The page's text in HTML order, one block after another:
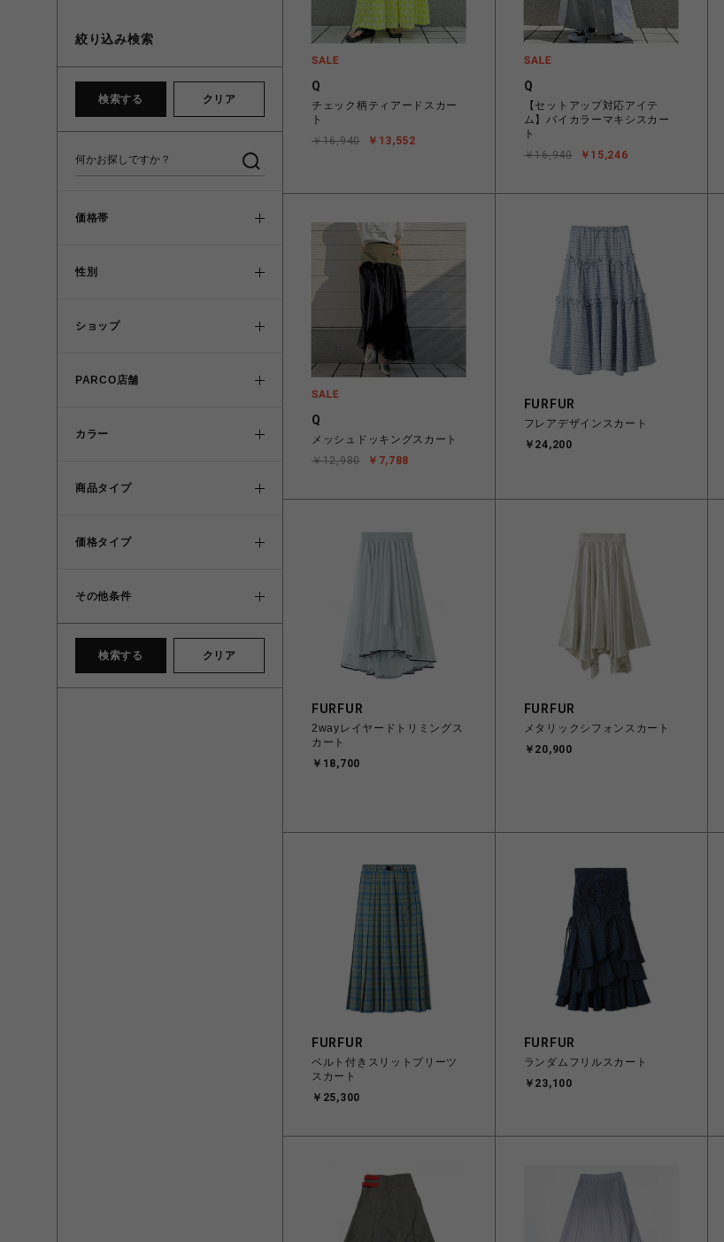
絞り込み検索
検索する クリア
価格帯
性別
ショップ
PARCO店舗
カラー
商品タイプ
価格タイプ
その他条件
検索する クリア
Q
チェック柄ティアードスカー
ト
￥13,552
￥16,940
Q
【セットアップ対応アイテ
ム】バイカラーマキシスカー
ト
￥15,246
￥16,940
Q
メッシュドッキングスカート
￥7,788
￥12,980
FURFUR
フレアデザインスカート
￥24,200
FURFUR
2wayレイヤードトリミングス
カート
￥18,700
FURFUR
メタリックシフォンスカート
￥20,900
FURFUR
ベルト付きスリットプリーツ
スカート
￥25,300
FURFUR
ランダムフリルスカート
￥23,100